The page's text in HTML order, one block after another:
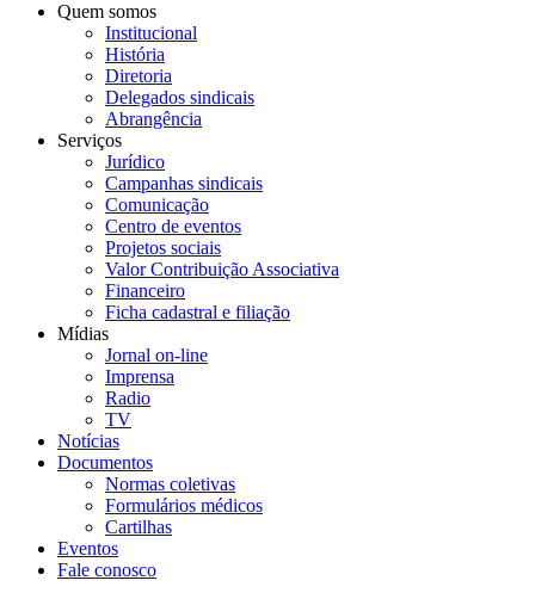
Quem somos
Institucional
História
Diretoria
Delegados sindicais
Abrangência
Serviços
Jurídico
Campanhas sindicais
Comunicação
Centro de eventos
Projetos sociais
Valor Contribuição Associativa
Financeiro
Ficha cadastral e filiação
Mídias
Jornal on-line
Imprensa
Radio
TV
Notícias
Documentos
Normas coletivas
Formulários médicos
Cartilhas
Eventos
Fale conosco